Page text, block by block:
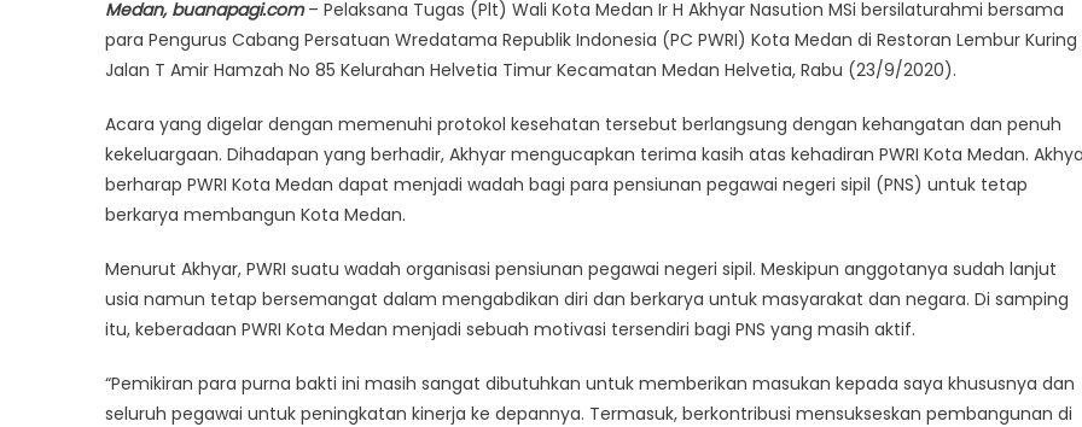
Medan, buanapagi.com– Pelaksana Tugas (Plt) Wali Kota Medan Ir H Akhyar Nasution MSi bersilaturahmi bersama
para Pengurus Cabang Persatuan Wredatama Republik Indonesia (PC PWRI) Kota Medan di Restoran Lembur Kuring
Jalan T Amir Hamzah No 85 Kelurahan Helvetia Timur Kecamatan Medan Helvetia, Rabu (23/9/2020).
Acara yang digelar dengan memenuhi protokol kesehatan tersebut berlangsung dengan kehangatan dan penuh
kekeluargaan. Dihadapan yang berhadir, Akhyar mengucapkan terima kasih atas kehadiran PWRI Kota Medan.
berharap PWRI Kota Medan dapat menjadi wadah bagi para pensiunan pegawai negeri sipil (PNS) untuk tetap
berkarya membangun Kota Medan.
Menurut Akhyar, PWRI suatu wadah organisasi pensiunan pegawai negeri sipil. Meskipun anggotanya sudah lanjut
usia namun tetap bersemangat dalam mengabdikan diri dan berkarya untuk masyarakat dan negara. Di samping
itu, keberadaan PWRI Kota Medan menjadi sebuah motivasi tersendiri bagi PNS yang masih aktif.
“Pemikiran para purna bakti ini masih sangat dibutuhkan untuk memberikan masukan kepada saya khususnya dan
seluruh pegawai untuk peningkatan kinerja ke depannya. Termasuk, berkontribusi mensukseskan pembangunan di